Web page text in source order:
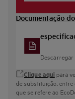
Documentação
Descarregar
Clique aqui para
de substituição,
que se refere ao